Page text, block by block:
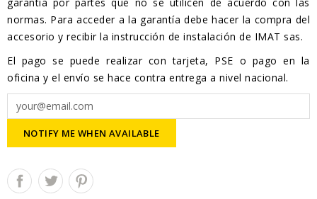
normas. Para acceder a la garantía debe hacer la compra del
accesorio y recibir la instrucción de instalación de IMAT sas.
El pago se puede realizar con tarjeta, PSE o pago en la
oficina y el envío se hace contra entrega a nivel nacional.
NOTIFY ME WHEN AVAILABLE